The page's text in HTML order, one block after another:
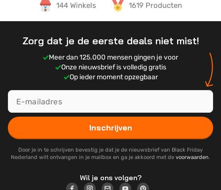
Friday deals van de MediaMarkt. Na wat onderzoek was
website met aanbiedingen kon gebruiken en zo
Pablo is gespecialiseerd voor het selecteren van de
Gaming
Smartphones
Televisies
Laptops & PC
144 Winkels 1619 Producten
Zorg dat je de eerste deals niet mist!
Meer dan 125.000 mensen gingen je voor
Onze nieuwsbrief is volledig gratis
Op ieder moment opzegbaar
Inschrijven
Door je in te schrijven bevestig je dat je de nieuwsbrief van Black Friday
Nederland wilt ontvangen in je mailbox en ga je akkoord met de voorwaarden.
Wil je ons volgen?